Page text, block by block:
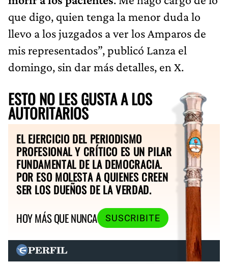
que digo, quien tenga la menor duda lo
llevo a los juzgados a ver los Amparos de
mis representados”, publicó Lanza el
domingo, sin dar más detalles, en X.
ESTO NO LES GUSTA A LOS
AUTORITARIOS
EL EJERCICIO DEL PERIODISMO
PROFESIONAL Y CRÍTICO ES UN PILAR
FUNDAMENTAL DE LA DEMOCRACIA.
POR ESO MOLESTA A QUIENES CREEN
SER LOS DUEÑOS DE LA VERDAD.
HOY MÁS QUE NUNCA
SUSCRIBITE